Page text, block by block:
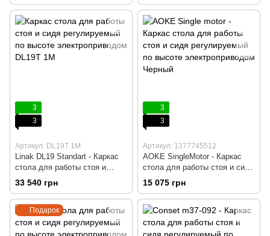
Компьютерный, Игровой,
Геймерский, Пульт вверх/вниз
без памяти
Черный, Компьютерный,
Игровой, Геймерский, Пульт
DPG 1C с Memory и Bluetooth
3
3
Артикул: DL19T 1M
Linak DL19 Standart - Каркас
стола для работы стоя и
сидя, Регулируемый по
высоте с электроприводом,
Черный, Компьютерный,
Игровой, Геймерский, Пульт
DPG 1C с Memory и Bluetooth
33 540 грн
3
3
Артикул: 1377745512
AOKE SingleMotor - Каркас
стола для работы стоя и сидя
регулируемый по высоте
электроприводом, Серый,
Компьютерный, Игровой,
Геймерский, Пульт памяти на
4 позиции
15 075 грн
Подарок